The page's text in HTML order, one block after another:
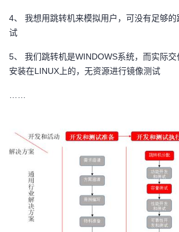
坛
圈
的
播
我
活
的
注
我
开
的
我
4、 我想用跳转机来模拟用户，可没有足够的
试
5、 我们跳转机是WINDOWS系统，而实际
安装在LINUX上的，无资源进行镜像测试